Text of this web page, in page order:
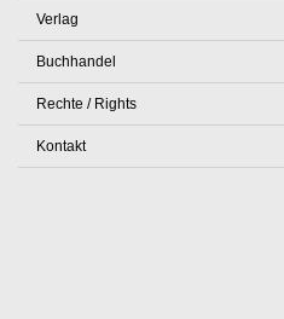
Verlag
Buchhandel
Rechte / Rights
Kontakt